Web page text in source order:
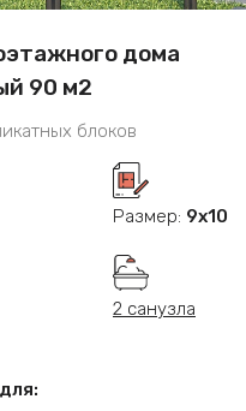
дома
90 м2
блоков
Размер: 9x10
2 санузла